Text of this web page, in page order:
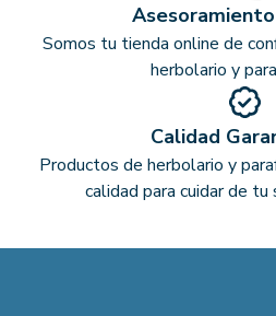
Somos tu tienda online de
herbolario y
Calidad
Productos de herbolario y
calidad para cuidar de